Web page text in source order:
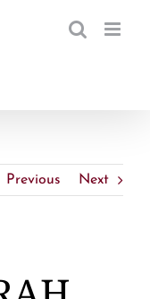
Previous Next